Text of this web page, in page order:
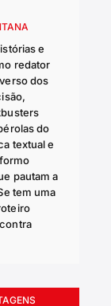
e
redator
dos
do
textual e
pautam a
tem uma